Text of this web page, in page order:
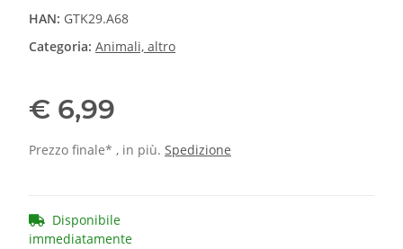
HAN: GTK29.A68
Categoria: Animali, altro
€ 6,99
Prezzo finale* , in più. Spedizione
Disponibile
immediatamente